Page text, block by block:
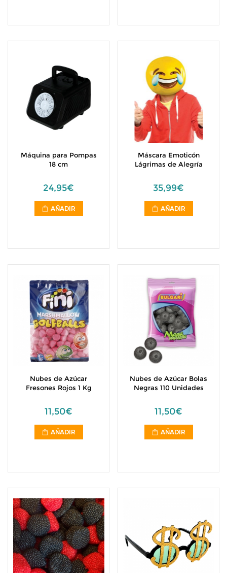
Máquina para Pompas
18 cm
24,95€
AÑADIR
Máscara Emoticón
Lágrimas de Alegría
35,99€
AÑADIR
Nubes de Azúcar
Fresones Rojos 1 Kg
11,50€
AÑADIR
Nubes de Azúcar Bolas
Negras 110 Unidades
11,50€
AÑADIR